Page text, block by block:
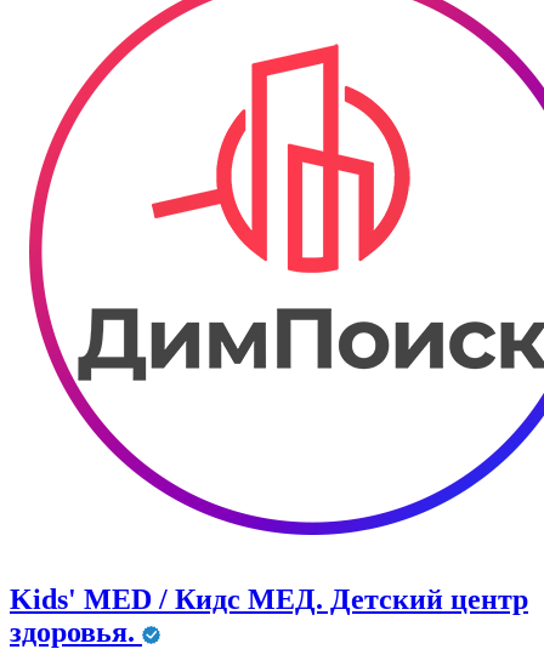
Kids' MED / Кидс МЕД. Детский центр
здоровья.